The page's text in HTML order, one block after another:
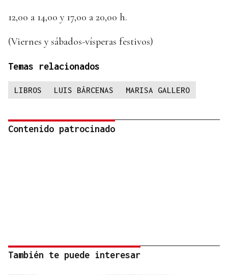
12,00 a 14,00 y 17,00 a 20,00 h.
(Viernes y sábados-vísperas festivos)
Temas relacionados
LIBROS LUIS BÁRCENAS MARISA GALLERO
Contenido patrocinado
También te puede interesar